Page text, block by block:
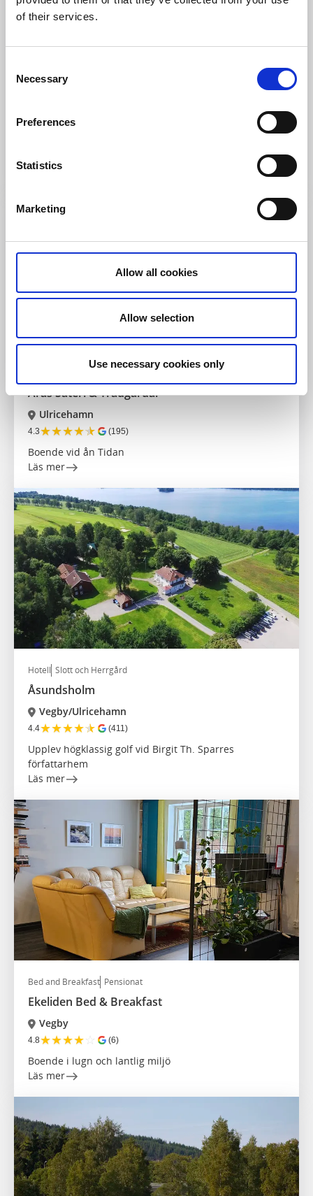
of their services.
Selection
Necessary
Preferences
Statistics
Marketing
Allow all cookies
Allow selection
Use necessary cookies only
Hotell
Ulricehamn
Läs mer
Parker och trädgårdar
Årås Säteri & Trädgårdar
Ulricehamn
4.3★★★★★ (195)
Boende vid ån Tidan
Läs mer
Hotell Slott och Herrgård
Åsundsholm
Vegby/Ulricehamn
4.4★★★★★ (411)
Upplev högklassig golf vid Birgit Th. Sparres
författarhem
Läs mer
Bed and Breakfast Pensionat
Ekeliden Bed & Breakfast
Vegby
4.8★★★★☆ (6)
Boende i lugn och lantlig miljö
Läs mer